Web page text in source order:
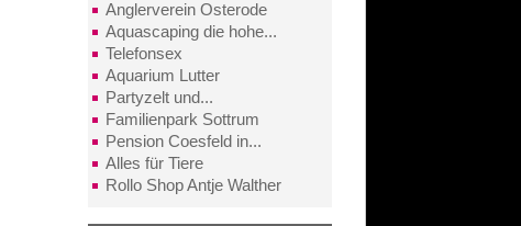
Anglerverein Osterode
Aquascaping die hohe...
Telefonsex
Aquarium Lutter
Partyzelt und...
Familienpark Sottrum
Pension Coesfeld in...
Alles für Tiere
Rollo Shop Antje Walther